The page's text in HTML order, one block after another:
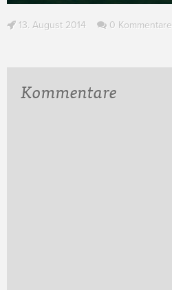
13. August 2014 0 Kommentare
Kommentare